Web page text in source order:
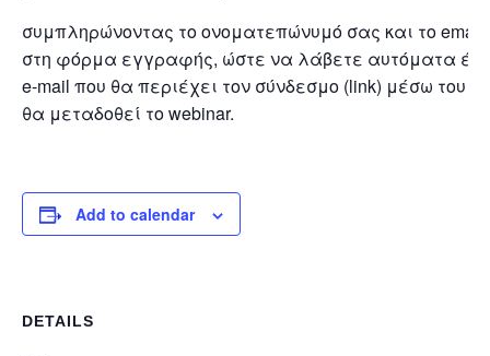
συμπληρώνοντας το ονοματεπώνυμό σας και το
στη φόρμα εγγραφής, ώστε να λάβετε αυτόματα
e-mail που θα περιέχει τον σύνδεσμο (link) μέσω του
θα μεταδοθεί το webinar.
Add to calendar
DETAILS